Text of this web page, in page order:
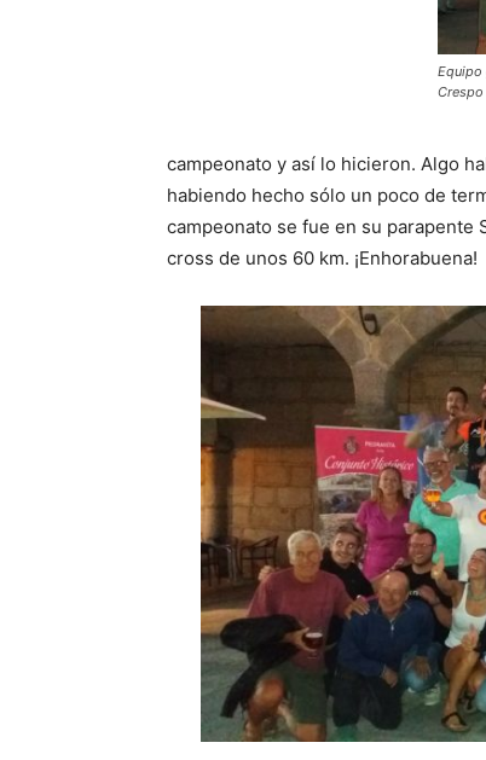
Equipo
Crespo
campeonato y así lo hicieron. Algo
habiendo hecho sólo un poco de
campeonato se fue en su parapente
cross de unos 60 km. ¡Enhorabuena!